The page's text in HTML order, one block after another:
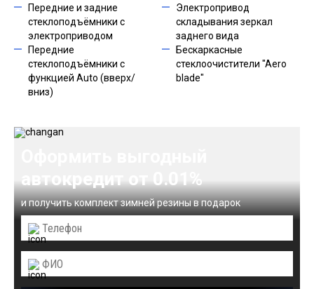
Передние и задние
стеклоподъёмники с
электроприводом
Передние
стеклоподъёмники с
функцией Auto (вверх/
вниз)
Электропривод
складывания зеркал
заднего вида
Бескаркасные
стеклоочистители "Aero
blade"
автокредит от 0.01%
и получить комплект зимней резины в подарок